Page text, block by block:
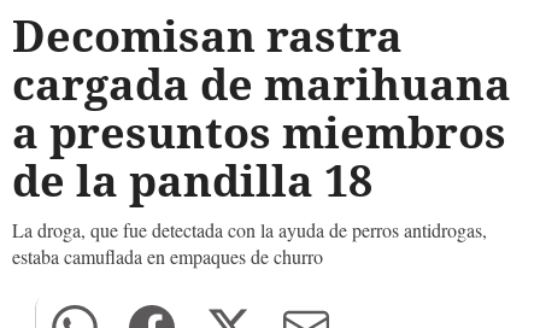
Decomisan rastra
cargada de marihuana
a presuntos miembros
de la pandilla 18
La droga, que fue detectada con la ayuda de perros antidrogas,
estaba camuflada en empaques de churro